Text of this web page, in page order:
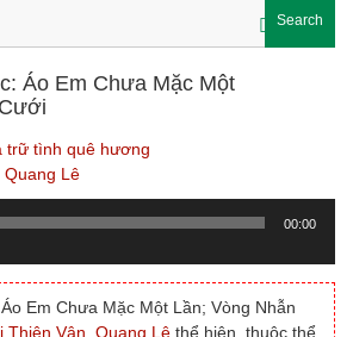
Search
Áo Em Chưa Mặc Một
trữ tình quê hương
Quang Lê
00:00
Em Chưa Mặc Một Lần; Vòng Nhẫn
Thiên Vân Quang Lê thể hiện, thuộc thể